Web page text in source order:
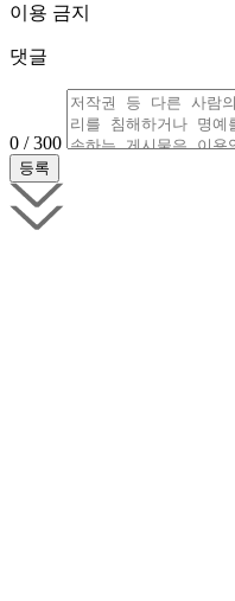
이용 금지
댓글
0 / 300